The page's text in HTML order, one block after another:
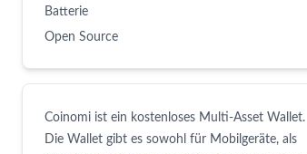
Batterie
Open Source
Coinomi ist ein kostenloses Multi-Asset Wallet.
Die Wallet gibt es sowohl für Mobilgeräte, als